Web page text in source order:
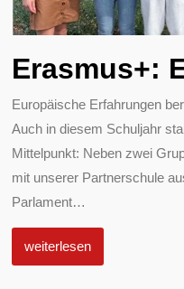
Erasmus+:
Europäische Erfahrungen
Auch in diesem Schuljahr
Mittelpunkt: Neben zwei
mit unserer Partnerschule
Parlament…
weiterlesen